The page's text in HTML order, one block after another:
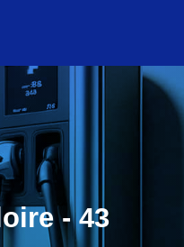
- 43